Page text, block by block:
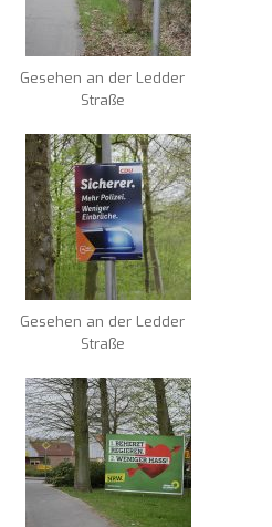
Gesehen an der Ledder
Straße
Gesehen an der Ledder
Straße